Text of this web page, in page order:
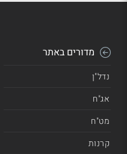
מדורים באתר
נדל"ן
אג"ח
מט"ח
קרנות